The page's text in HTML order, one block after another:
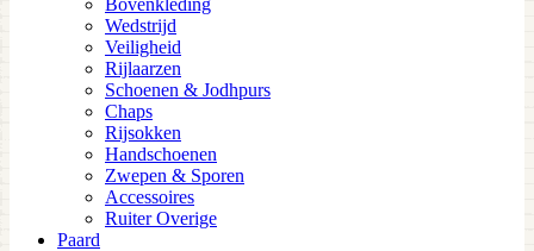
Bovenkleding
Wedstrijd
Veiligheid
Rijlaarzen
Schoenen & Jodhpurs
Chaps
Rijsokken
Handschoenen
Zwepen & Sporen
Accessoires
Ruiter Overige
Paard